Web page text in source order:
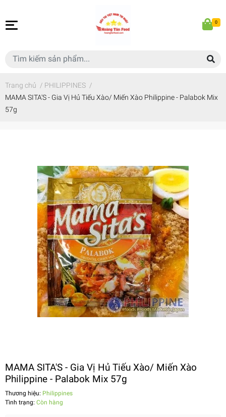
0
Trang chủ / PHILIPPINES /
MAMA SITA'S - Gia Vị Hủ Tiếu Xào/ Miến Xào Philippine - Palabok Mix
57g
MAMA SITA'S - Gia Vị Hủ Tiếu Xào/ Miến Xào
Philippine - Palabok Mix 57g
Thương hiệu: Philippines
Tình trạng: Còn hàng